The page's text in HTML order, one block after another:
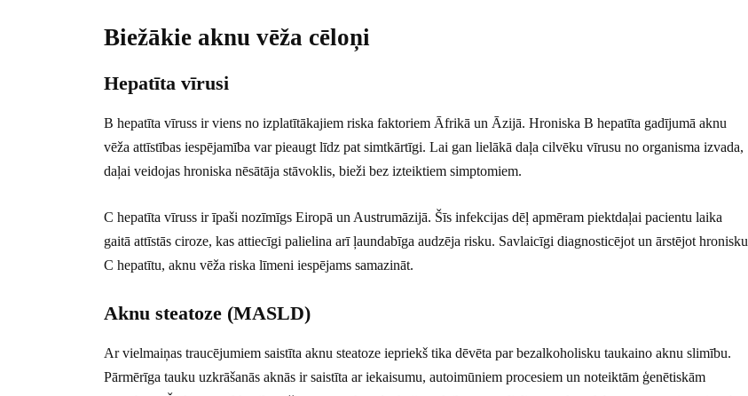
Biežākie aknu vēža cēloņi
Hepatīta vīrusi
B hepatīta vīruss ir viens no izplatītākajiem riska faktoriem Āfrikā un Āzijā. Hroniska B hepatīta gadījumā aknu
vēža attīstības iespējamība var pieaugt līdz pat simtkārtīgi. Lai gan lielākā daļa cilvēku vīrusu no organisma izvada,
daļai veidojas hroniska nēsātāja stāvoklis, bieži bez izteiktiem simptomiem.
C hepatīta vīruss ir īpaši nozīmīgs Eiropā un Austrumāzijā. Šīs infekcijas dēļ apmēram piektdaļai pacientu laika
gaitā attīstās ciroze, kas attiecīgi palielina arī ļaundabīga audzēja risku. Savlaicīgi diagnosticējot un ārstējot hronisku
C hepatītu, aknu vēža riska līmeni iespējams samazināt.
Aknu steatoze (MASLD)
Ar vielmaiņas traucējumiem saistīta aknu steatoze iepriekš tika dēvēta par bezalkoholisku taukaino aknu slimību.
Pārmērīga tauku uzkrāšanās aknās ir saistīta ar iekaisumu, autoimūniem procesiem un noteiktām ģenētiskām